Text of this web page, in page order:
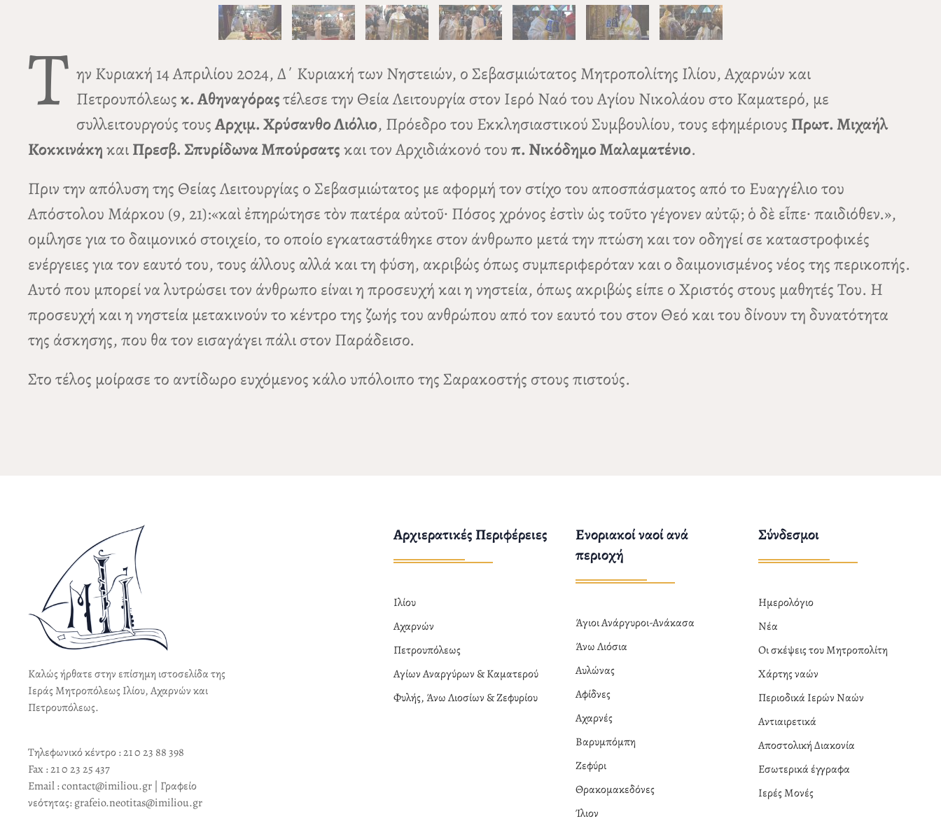
Τ ην Κυριακή 14 Απριλίου 2024, Δ΄ Κυριακή των Νηστειών, ο Σεβασμιώτατος Μητροπολίτης Ιλίου, Αχαρνών και
Πετρουπόλεωςκ. Αθηναγόραςτέλεσε την Θεία Λειτουργία στον Ιερό Ναό του Αγίου Νικολάου στο Καματερό, με
συλλειτουργούς τουςΑρχιμ. Χρύσανθο Λιόλιο, Πρόεδρο του Εκκλησιαστικού Συμβουλίου, τους εφημέριους Πρωτ. Μιχαήλ
ΚοκκινάκηκαιΠρεσβ. Σπυρίδωνα Μπούρσατςκαι τον Αρχιδιάκονό τουπ. Νικόδημο Μαλαματένιο.
Πριν την απόλυση της Θείας Λειτουργίας ο Σεβασμιώτατος με αφορμή τον στίχο του αποσπάσματος από το Ευαγγέλιο του
Απόστολου Μάρκου (9, 21):«καὶ ἐπηρώτησε τὸν πατέρα αὐτοῦ· Πόσος χρόνος ἐστὶν ὡς τοῦτο γέγονεν αὐτῷ; ὁ δὲ εἶπε· παιδιόθεν.»,
ομίλησε για το δαιμονικό στοιχείο, το οποίο εγκαταστάθηκε στον άνθρωπο μετά την πτώση και τον οδηγεί σε καταστροφικές
ενέργειες για τον εαυτό του, τους άλλους αλλά και τη φύση, ακριβώς όπως συμπεριφερόταν και ο δαιμονισμένος νέος της περικοπής.
Αυτό που μπορεί να λυτρώσει τον άνθρωπο είναι η προσευχή και η νηστεία, όπως ακριβώς είπε ο Χριστός στους μαθητές Του. Η
προσευχή και η νηστεία μετακινούν το κέντρο της ζωής του ανθρώπου από τον εαυτό του στον Θεό και του δίνουν τη δυνατότητα
της άσκησης, που θα τον εισαγάγει πάλι στον Παράδεισο.
Στο τέλος μοίρασε το αντίδωρο ευχόμενος κάλο υπόλοιπο της Σαρακοστής στους πιστούς.
Καλώς ήρθατε στην επίσημη ιστοσελίδα της
Ιεράς Μητροπόλεως Ιλίου, Αχαρνών και
Πετρουπόλεως.
Τηλεφωνικό κέντρο : 21 0 23 88 398
Fax : 21 0 23 25 437
Email : contact@imiliou.gr | Γραφείο
νεότητας: grafeio.neotitas@imiliou.gr
Αρχιερατικές Περιφέρειες
Ιλίου
Αχαρνών
Πετρουπόλεως
Αγίων Αναργύρων & Καματερού
Φυλής, Άνω Λιοσίων & Ζεφυρίου
Ενοριακοί ναοί ανά
περιοχή
Άγιοι Ανάργυροι-Ανάκασα
Άνω Λιόσια
Αυλώνας
Αφίδνες
Αχαρνές
Βαρυμπόμπη
Ζεφύρι
Θρακομακεδόνες
Ίλιον
Σύνδεσμοι
Ημερολόγιο
Νέα
Οι σκέψεις του Μητροπολίτη
Χάρτης ναών
Περιοδικά Ιερών Ναών
Αντιαιρετικά
Αποστολική Διακονία
Εσωτερικά έγγραφα
Ιερές Μονές